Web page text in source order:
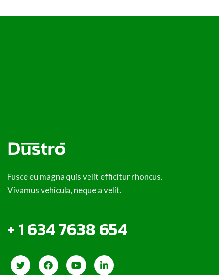
Fusce eu magna quis velit efficitur rhoncus.
Vivamus vehicula, neque a velit.
+ 1 634 7638 654